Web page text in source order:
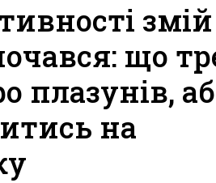
змій
що
плазунів,
на